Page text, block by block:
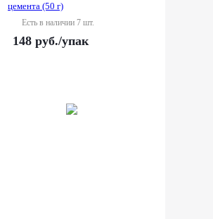
цемента (50 г)
Есть в наличии 7 шт.
148 руб./упак